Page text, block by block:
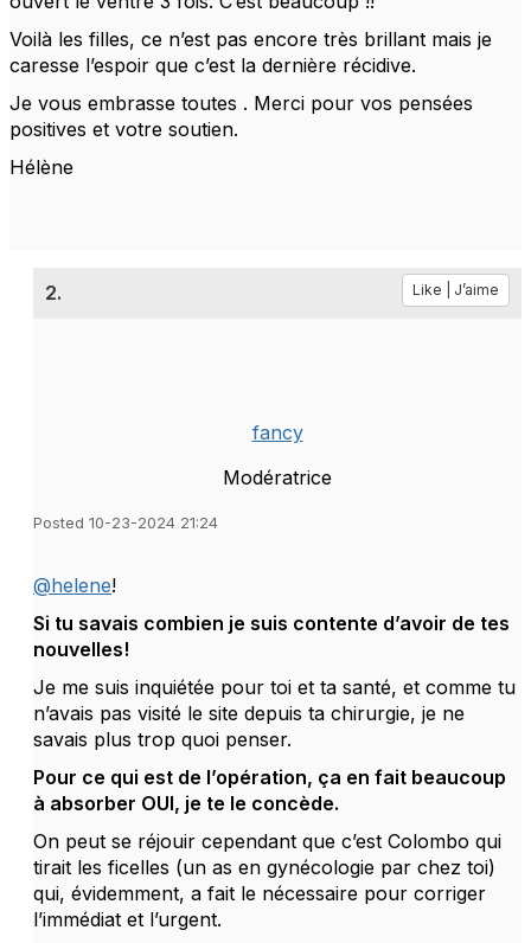
Voilà les filles, ce n’est pas encore très brillant mais je
caresse l’espoir que c’est la dernière récidive.
Je vous embrasse toutes . Merci pour vos pensées
positives et votre soutien.
Hélène
2. Like | J’aime
fancy
Modératrice
Posted 10-23-2024 21:24
@helene!
Si tu savais combien je suis contente d’avoir de tes
nouvelles!
Je me suis inquiétée pour toi et ta santé, et comme tu
n’avais pas visité le site depuis ta chirurgie, je ne
savais plus trop quoi penser.
Pour ce qui est de l’opération, ça en fait beaucoup
à absorber OUI, je te le concède.
On peut se réjouir cependant que c’est Colombo qui
tirait les ficelles (un as en gynécologie par chez toi)
qui, évidemment, a fait le nécessaire pour corriger
l’immédiat et l’urgent.